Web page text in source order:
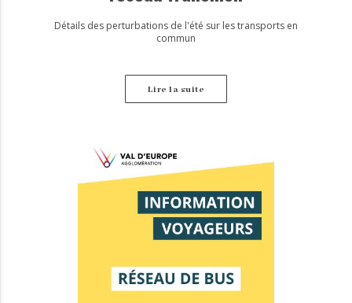
Détails des perturbations de l'été sur les transports en
commun
Lire la suite